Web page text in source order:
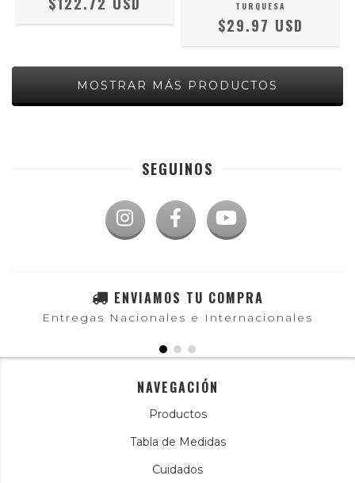
TURQUESA
$29.97 USD
MOSTRAR MÁS PRODUCTOS
SEGUINOS
ENVIAMOS TU COMPRA
Entregas Nacionales e Internacionales
NAVEGACIÓN
Productos
Tabla de Medidas
Cuidados